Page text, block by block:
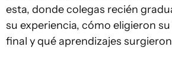
esta, donde colegas recién
su experiencia, cómo eligieron
final y qué aprendizajes